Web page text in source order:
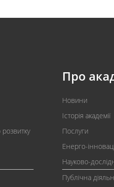
Про
Новини
Історія академії
Послуги
Енерго-
Науково-
Публічна